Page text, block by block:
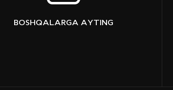
BOSHQALARGA AYTING